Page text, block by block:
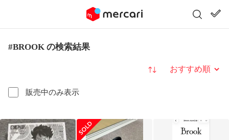
#BROOK の検索結果
販売中のみ表示
並び替え